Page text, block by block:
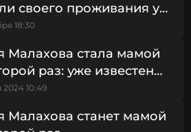
своего проживания у
супруга
18:30
Малахова стала мамой
раз: уже известен
2024 10:49
Малахова станет мамой